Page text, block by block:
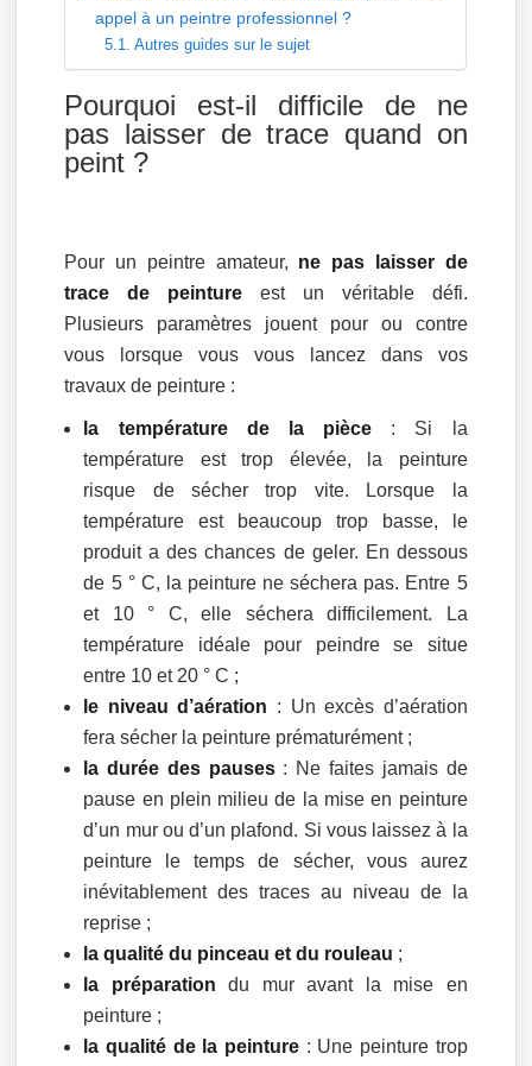
appel à un peintre professionnel ?
Autres guides sur le sujet
Pourquoi est-il difficile de ne
pas laisser de trace quand on
peint ?
Pour un peintre amateur, ne pas laisser de
trace de peinture est un véritable défi.
Plusieurs paramètres jouent pour ou contre
vous lorsque vous vous lancez dans vos
travaux de peinture :
la température de la pièce : Si la
température est trop élevée, la peinture
risque de sécher trop vite. Lorsque la
température est beaucoup trop basse, le
produit a des chances de geler. En dessous
de 5 ° C, la peinture ne séchera pas. Entre 5
et 10 ° C, elle séchera difficilement. La
température idéale pour peindre se situe
entre 10 et 20 ° C ;
le niveau d’aération : Un excès d’aération
fera sécher la peinture prématurément ;
la durée des pauses: Ne faites jamais de
pause en plein milieu de la mise en peinture
d’un mur ou d’un plafond. Si vous laissez à la
peinture le temps de sécher, vous aurez
inévitablement des traces au niveau de la
reprise ;
la qualité du pinceau et du rouleau ;
la préparation du mur avant la mise en
peinture ;
la qualité de la peinture : Une peinture trop